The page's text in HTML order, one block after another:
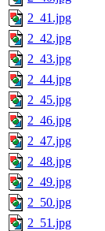
2_41.jpg
2_42.jpg
2_43.jpg
2_44.jpg
2_45.jpg
2_46.jpg
2_47.jpg
2_48.jpg
2_49.jpg
2_50.jpg
2_51.jpg